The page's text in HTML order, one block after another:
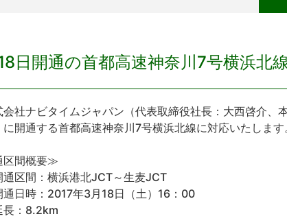
日開通の首都高速神奈川7号横浜北
社ナビタイムジャパン（代表取締役社長：大西啓介、
に開通する首都高速神奈川7号横浜北線に対応いたします
間概要≫
区間：横浜港北JCT～生麦JCT
日時：2017年3月18日（土）16：00
：8.2km